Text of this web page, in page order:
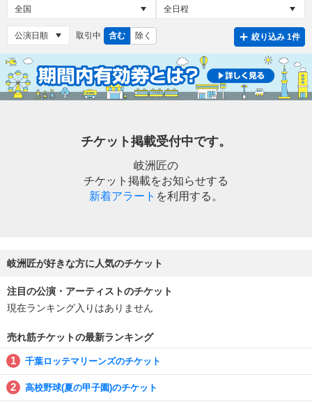
取引中 含む 除く 絞り込み 1件
チケット掲載受付中です。
岐洲匠の
チケット掲載をお知らせする
新着アラート を利用する。
岐洲匠が好きな方に人気のチケット
注目の公演・アーティストのチケット
現在ランキング入りはありません
売れ筋チケットの最新ランキング
千葉ロッテマリーンズのチケット
高校野球(夏の甲子園)のチケット